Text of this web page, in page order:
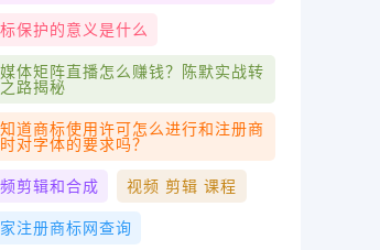
保护的意义是什么
体矩阵直播怎么赚钱？陈默实战转
路揭秘
道商标使用许可怎么进行和注册商
对字体的要求吗？
剪辑和合成 视频 剪辑 课程
注册商标网查询